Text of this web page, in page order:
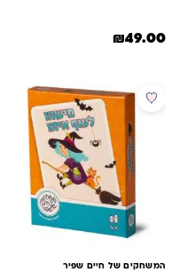
מבוסס על
₪49.00
המשחקים של חיים שפיר